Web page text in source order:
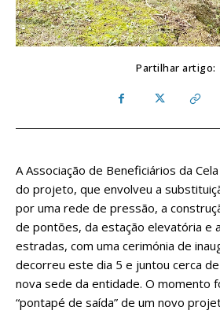
Partilhar artigo:
A Associação de Beneficiários da
do projeto, que envolveu a
por uma rede de pressão, a
de pontões, da estação elevatória e
estradas, com uma cerimónia de
decorreu este dia 5 e juntou cerca
nova sede da entidade. O momento
“pontapé de saída” de um novo